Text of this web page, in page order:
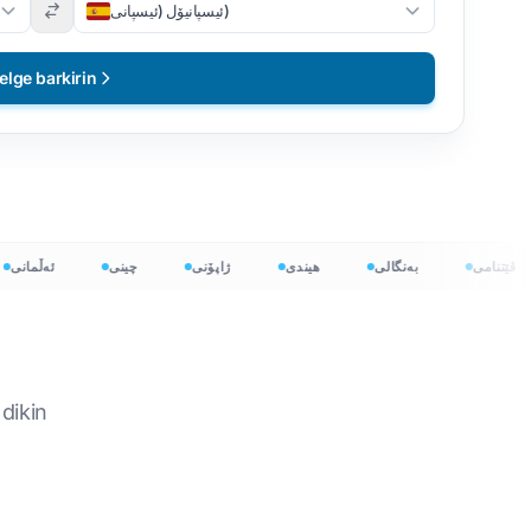
ئیسپانیۆل (ئیسپانی)
barkirin
چینی ژاپۆنی هیندی بەنگالی ڤێتنامی